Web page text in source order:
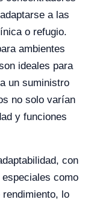
a las
o refugio.
ambientes
ideales para
un suministro
no solo varían
y funciones
con
como
lo